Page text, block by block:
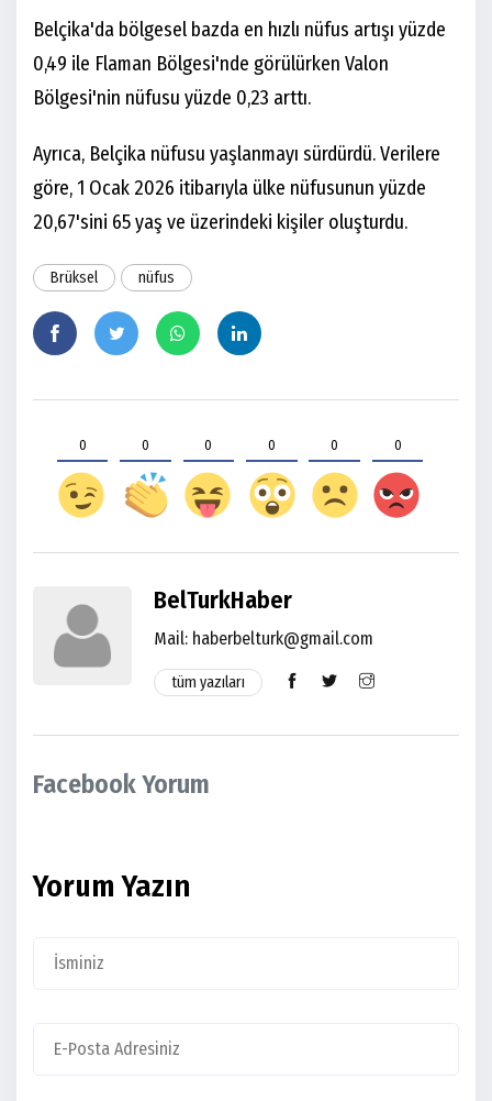
Belçika'da bölgesel bazda en hızlı nüfus artışı yüzde
0,49 ile Flaman Bölgesi'nde görülürken Valon
Bölgesi'nin nüfusu yüzde 0,23 arttı.
Ayrıca, Belçika nüfusu yaşlanmayı sürdürdü. Verilere
göre, 1 Ocak 2026 itibarıyla ülke nüfusunun yüzde
20,67'sini 65 yaş ve üzerindeki kişiler oluşturdu.
Brüksel nüfus
0 0 0 0 0 0
BelTurkHaber
Mail: haberbelturk@gmail.com
tüm yazıları
Facebook Yorum
Yorum Yazın